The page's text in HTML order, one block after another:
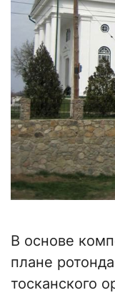
В основе
плане
тосканского